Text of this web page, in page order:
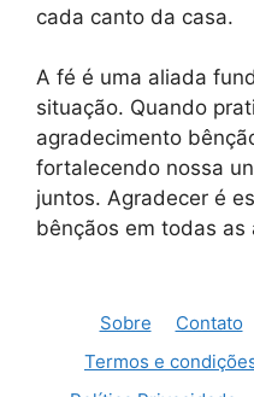
cada canto da casa.
A fé é uma aliada
situação. Quando
agradecimento
fortalecendo nossa
juntos. Agradecer é
bênçãos em todas as
Sobre Contato
Termos e